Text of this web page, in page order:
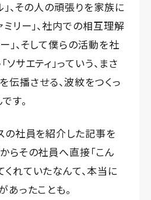
」、その人の頑張りを家族に
ミリー」、社内での相互理解
」、そして僕らの活動を社
サエティ」っていう、まさ
伝播させる、波紋をつくっ
す。
の社員を紹介した記事を
らその社員へ直接「こん
れていたなんて、本当に
あったことも。